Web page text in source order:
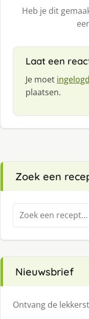
Heb je dit
Laat een
Je moet
plaatsen.
Zoek een
Zoeken
naar:
Nieuwsbrief
Ontvang de